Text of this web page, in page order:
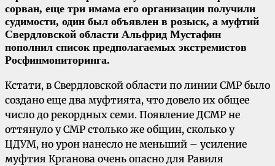
сорван, еще три имама его организации получили
судимости, один был объявлен в розыск, а муфтий
Свердловской области Альфрид Мустафин
пополнил список предполагаемых экстремистов
Росфинмониторинга.
Кстати, в Свердловской области по линии СМР было
создано еще два муфтията, что довело их общее
число до рекордных семи. Появление ДСМР не
оттянуло у СМР столько же общин, сколько у
ЦДУМ, но урон нанесло не меньший – усиление
муфтия Крганова очень опасно для Равиля